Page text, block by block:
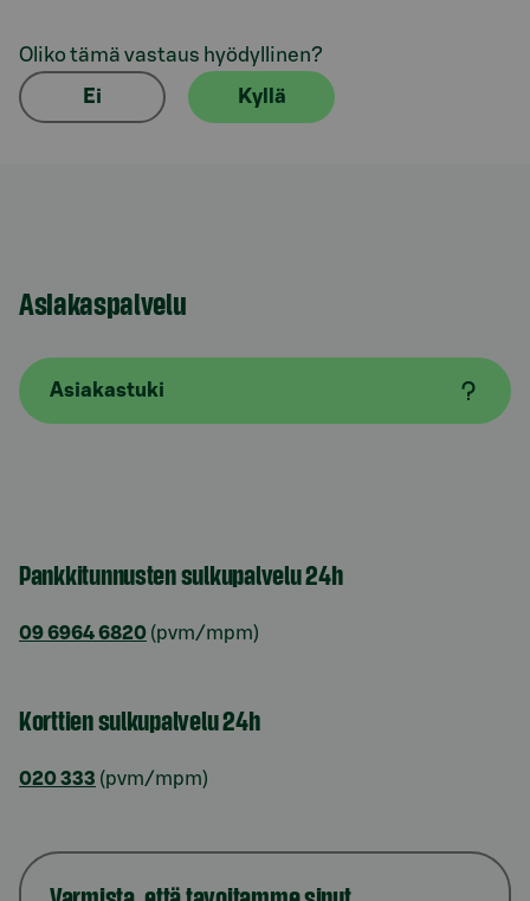
Oliko tämä vastaus hyödyllinen?
Ei Kyllä
Asiakaspalvelu
Asiakastuki
Pankkitunnusten sulkupalvelu 24h
09 6964 6820 (pvm/mpm)
Korttien sulkupalvelu 24h
020 333 (pvm/mpm)